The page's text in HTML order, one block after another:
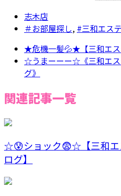
志木店
＃お部屋探し, #三和エス
★危機一髪💦★【三和エス
☆うまーーー☆《三和エス
グ》
関連記事一覧
☆😰ショック😨☆【三和エ
ログ】